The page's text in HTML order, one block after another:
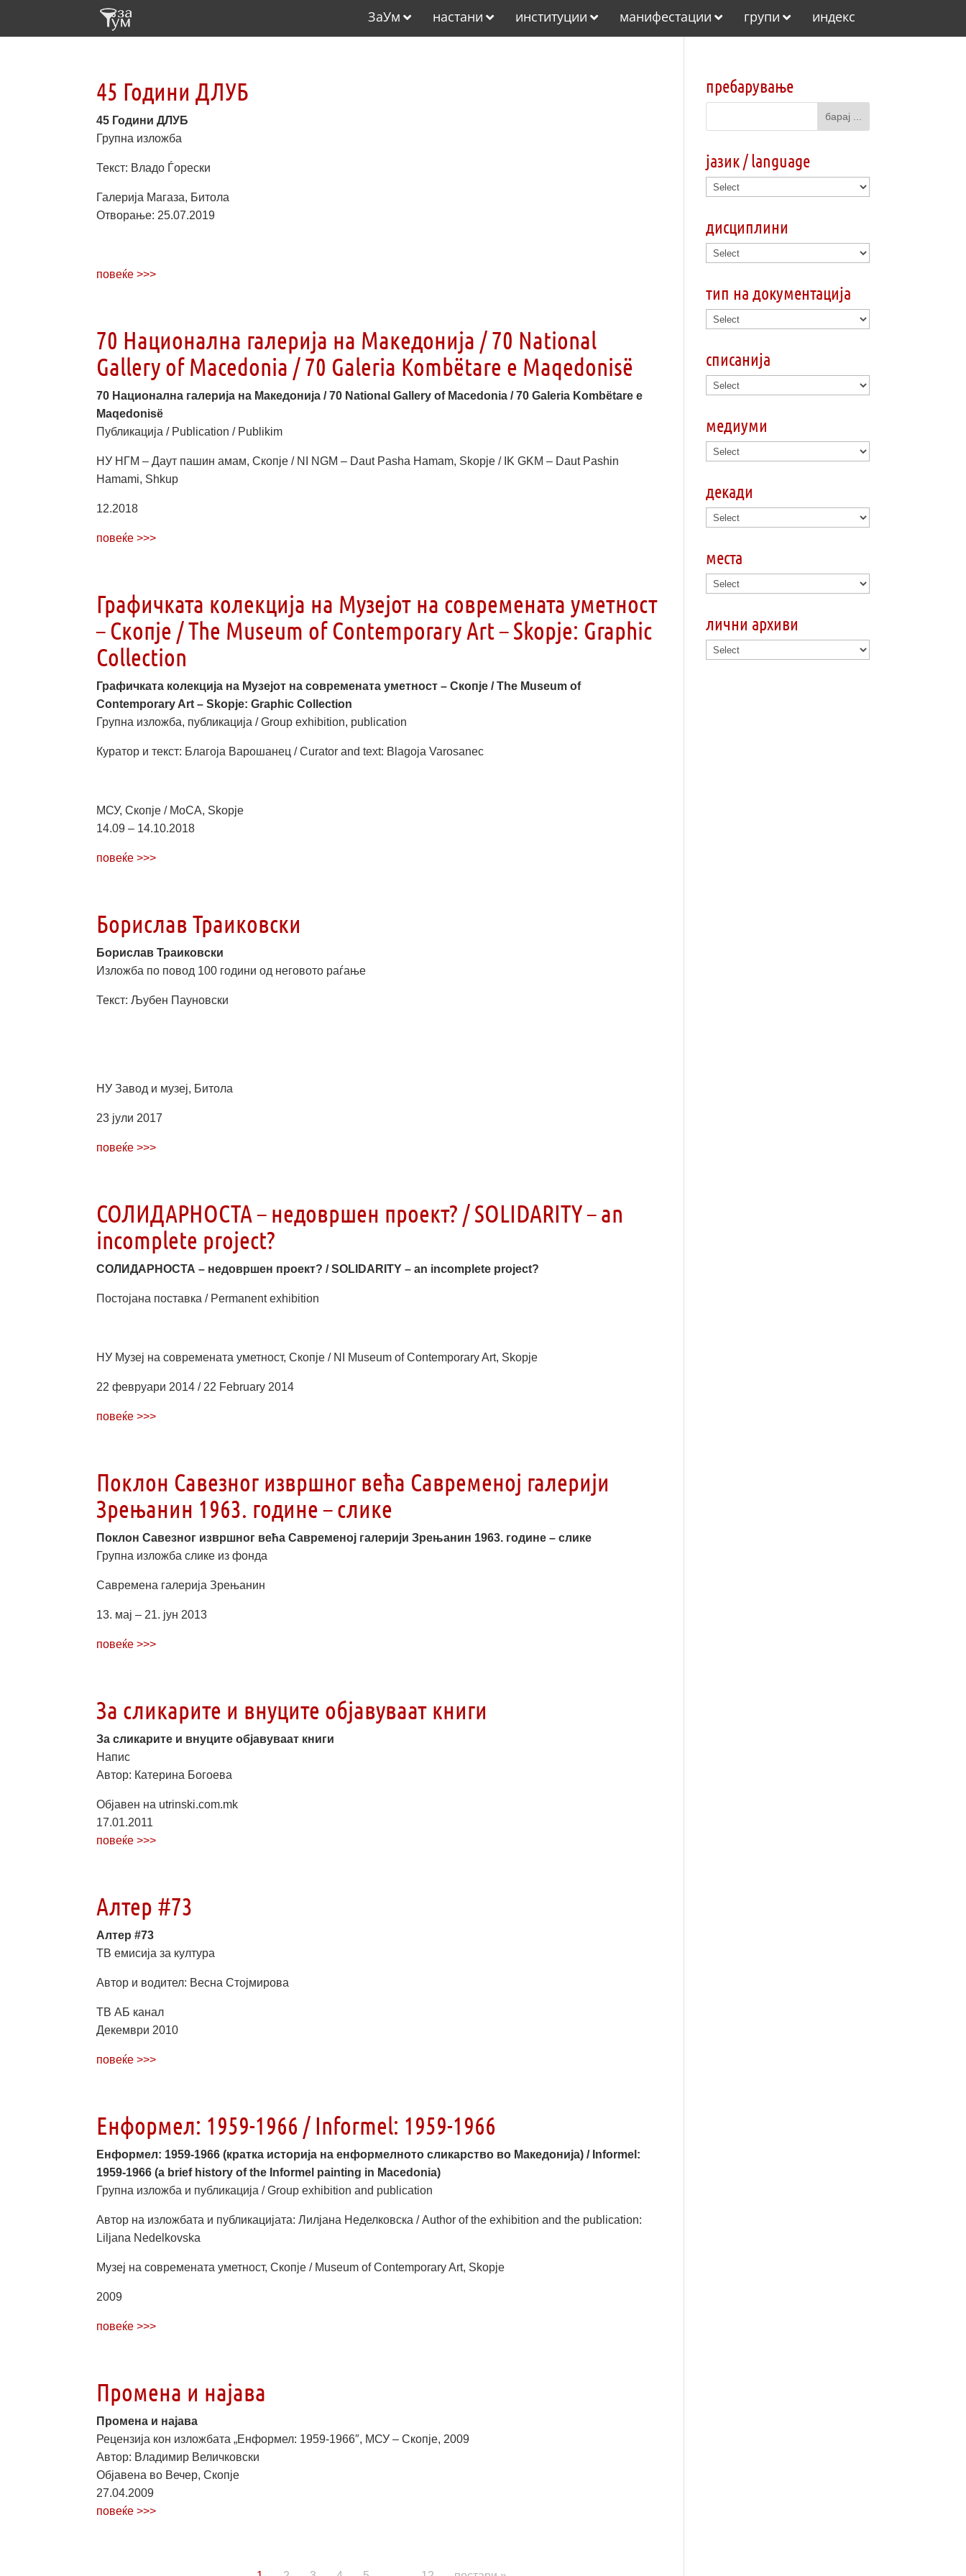
ЗаУм настани институции манифестации групи индекс
45 Години ДЛУБ
45 Години ДЛУБ
Групна изложба
Текст: Владо Ѓорески
Галерија Магаза, Битола
Отворање: 25.07.2019
повеќе >>>
70 Национална галерија на Македонија / 70 National
Gallery of Macedonia / 70 Galeria Kombëtare e Maqedonisë
70 Национална галерија на Македонија / 70 National Gallery of Macedonia / 70 Galeria Kombëtare e
Maqedonisë
Публикација / Publication / Publikim
НУ НГМ – Даут пашин амам, Скопје / NI NGM – Daut Pasha Hamam, Skopje / IK GKM – Daut Pashin
Hamami, Shkup
12.2018
повеќе >>>
Графичката колекција на Музејот на современата уметност
– Скопје / The Museum of Contemporary Art – Skopje: Graphic
Collection
Графичката колекција на Музејот на современата уметност – Скопје / The Museum of
Contemporary Art – Skopje: Graphic Collection
Групна изложба, публикација / Group exhibition, publication
Куратор и текст: Благоја Варошанец / Curator and text: Blagoja Varosanec
МСУ, Скопје / MoCA, Skopje
14.09 – 14.10.2018
повеќе >>>
Борислав Траиковски
Борислав Траиковски
Изложба по повод 100 години од неговото раѓање
Текст: Љубен Пауновски
НУ Завод и музеј, Битола
23 јули 2017
повеќе >>>
СОЛИДАРНОСТА – недовршен проект? / SOLIDARITY – an
incomplete project?
СОЛИДАРНОСТА – недовршен проект? / SOLIDARITY – an incomplete project?
Постојана поставка / Permanent exhibition
НУ Музеј на современата уметност, Скопје / NI Museum of Contemporary Art, Skopje
22 февруари 2014 / 22 February 2014
повеќе >>>
Поклон Савезног извршног већа Савременој галерији
Зрењанин 1963. године – слике
Поклон Савезног извршног већа Савременој галерији Зрењанин 1963. године – слике
Групна изложба слике из фонда
Савремена галерија Зрењанин
13. мај – 21. јун 2013
повеќе >>>
За сликарите и внуците објавуваат книги
За сликарите и внуците објавуваат книги
Напис
Автор: Катерина Богоева
Објавен на utrinski.com.mk
17.01.2011
повеќе >>>
Алтер #73
Алтер #73
ТВ емисија за култура
Автор и водител: Весна Стојмирова
ТВ АБ канал
Декември 2010
повеќе >>>
Енформел: 1959-1966 / Informel: 1959-1966
Енформел: 1959-1966(кратка историја на енформелното сликарство во Македонија) / Informel:
1959-1966(a brief history of the Informel painting in Macedonia)
Групна изложба и публикација / Group exhibition and publication
Автор на изложбата и публикацијата: Лилјана Неделковска / Author of the exhibition and the publication:
Liljana Nedelkovska
Музеј на современата уметност, Скопје / Museum of Contemporary Art, Skopje
2009
повеќе >>>
Промена и најава
Промена и најава
Рецензија кон изложбата „Енформел: 1959-1966″, МСУ – Скопје, 2009
Автор: Владимир Величковски
Објавена во Вечер, Скопје
27.04.2009
повеќе >>>
пребарување
јазик / language
дисциплини
тип на документација
списанија
медиуми
декади
места
лични архиви